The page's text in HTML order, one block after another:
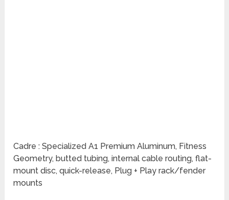
Cadre : Specialized A1 Premium Aluminum, Fitness
Geometry, butted tubing, internal cable routing, flat-
mount disc, quick-release, Plug + Play rack/fender
mounts